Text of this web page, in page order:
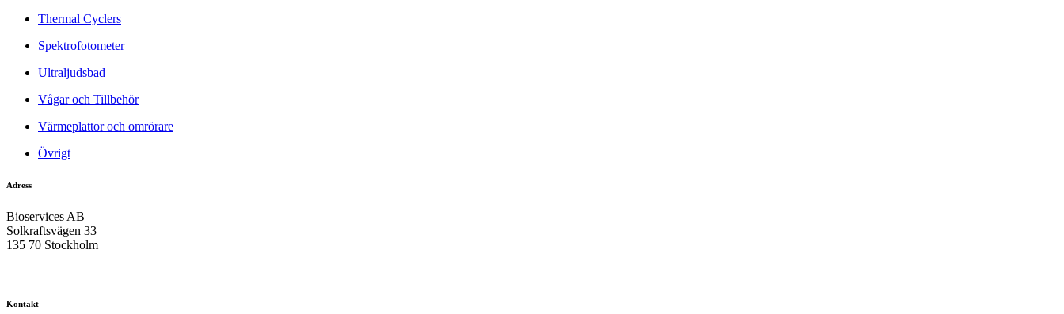
Thermal Cyclers
Spektrofotometer
Ultraljudsbad
Vågar och Tillbehör
Värmeplattor och omrörare
Övrigt
Adress
Bioservices AB
Solkraftsvägen 33
135 70 Stockholm
Kontakt